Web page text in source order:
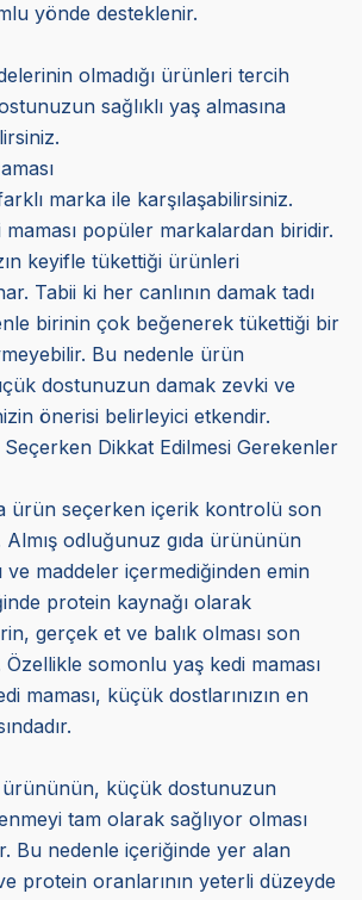
yönde desteklenir.
olmadığı ürünleri tercih
sağlıklı yaş almasına
marka ile karşılaşabilirsiniz.
popüler markalardan biridir.
keyifle tükettiği ürünleri
Tabii ki her canlının damak tadı
birinin çok beğenerek tükettiği bir
Bu nedenle ürün
dostunuzun damak zevki ve
önerisi belirleyici etkendir.
Seçerken Dikkat Edilmesi Gerekenler
ürün seçerken içerik kontrolü son
odluğunuz gıda ürününün
ve maddeler içermediğinden emin
protein kaynağı olarak
gerçek et ve balık olması son
somonlu yaş kedi maması
maması, küçük dostlarınızın en
ürününün, küçük dostunuzun
tam olarak sağlıyor olması
Bu nedenle içeriğinde yer alan
protein oranlarının yeterli düzeyde